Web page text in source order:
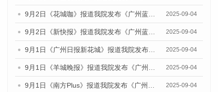
2025-09-04
2025-09-04
2025-09-04
2025-09-04
2025-09-04